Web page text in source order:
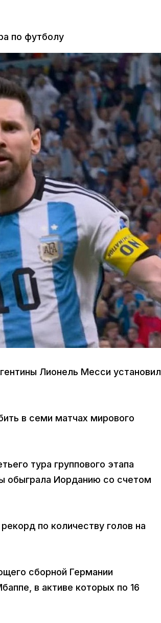
по футболу
Лионель Месси установил
в семи матчах мирового
тура группового этапа
обыграла Иорданию со счетом
по количеству голов на
сборной Германии
в активе которых по 16